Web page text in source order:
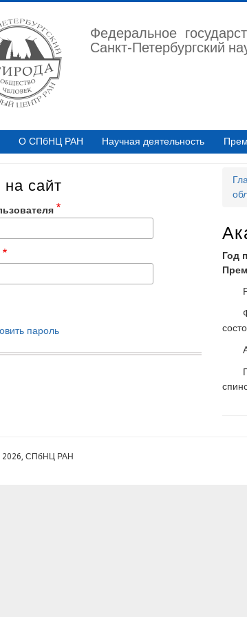
Федеральное
Санкт-Петербургский
О СПбНЦ РАН Научная деятельность
сайт
пароль
Год
2026, СПбНЦ РАН